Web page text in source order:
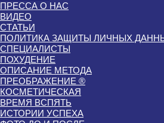
ПРЕССА О НАС
ВИДЕО
СТАТЬИ
ПОЛИТИКА ЗАЩИТЫ ЛИЧНЫХ
СПЕЦИАЛИСТЫ
ПОХУДЕНИЕ
ОПИСАНИЕ МЕТОДА
ПРЕОБРАЖЕНИЕ ®
КОСМЕТИЧЕСКАЯ
ВРЕМЯ ВСПЯТЬ
ИСТОРИИ УСПЕХА